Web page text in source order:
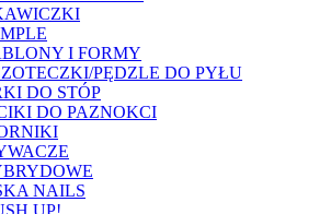
I FORMY
PĘDZLE DO PYŁU
DO STÓP
DO PAZNOKCI
NAILS
UP!